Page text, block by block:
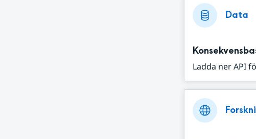
Data
Ladda ner API